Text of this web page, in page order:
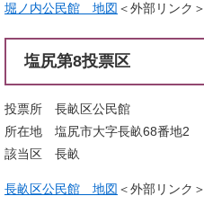
堀ノ内公民館 地図 ＜外部リンク＞
塩尻第8投票区
投票所 長畝区公民館
所在地 塩尻市大字長畝68番地2
該当区 長畝
長畝区公民館 地図 ＜外部リンク＞